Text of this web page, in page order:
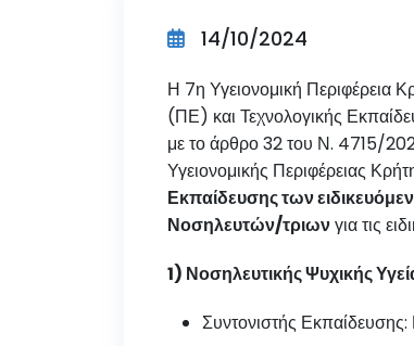
14/10/2024
Η 7η Υγειονομική Περιφέρεια
(ΠΕ) και Τεχνολογικής
με το άρθρο 32 του Ν. 4715/
Υγειονομικής Περιφέρειας
Εκπαίδευσης των
Νοσηλευτών/τριωνγια τις
1) Νοσηλευτικής Ψυχικής
Συντονιστής